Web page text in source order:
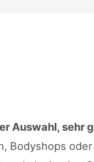
Auswahl,
Bodyshops